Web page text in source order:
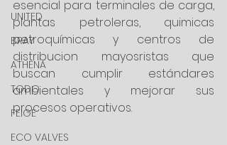
UNITED
BRAY
ATHENA
TODO
FEIGE
ECO VALVES
esencial para terminales de carga,
plantas petroleras, quimicas
petroquímicas y centros de
distribucion mayosristas que
buscan cumplir estándares
ambientales y mejorar sus
procesos operativos.